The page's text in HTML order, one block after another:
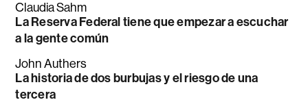
Claudia Sahm
La Reserva Federal tiene que empezar a escuchar
a la gente común
John Authers
La historia de dos burbujas y el riesgo de una
tercera